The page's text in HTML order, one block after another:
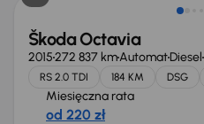
Škoda Octavia
2015272 837 kmAutomatDiesel
RS 2.0 TDI 184 KM DSG
Miesięczna rata
od 220 zł